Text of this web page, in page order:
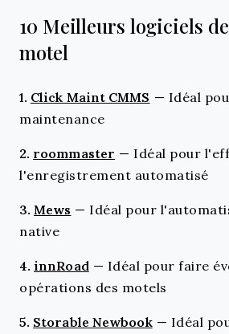
10 Meilleurs logiciels
motel
1. Click Maint CMMS — Idéal
maintenance
2. roommaster — Idéal pour
l'enregistrement automatisé
3. Mews — Idéal pour
native
4. innRoad — Idéal pour faire
opérations des motels
5. Storable Newbook — Idéal